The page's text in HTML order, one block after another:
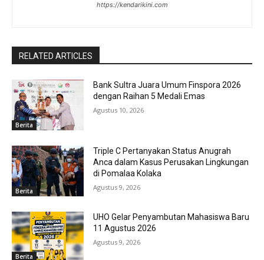
https://kendarikini.com
RELATED ARTICLES
Berita
Bank Sultra Juara Umum Finspora 2026
dengan Raihan 5 Medali Emas
Agustus 10, 2026
Berita
Triple C Pertanyakan Status Anugrah
Anca dalam Kasus Perusakan Lingkungan
di Pomalaa Kolaka
Agustus 9, 2026
Berita
UHO Gelar Penyambutan Mahasiswa Baru
11 Agustus 2026
Agustus 9, 2026